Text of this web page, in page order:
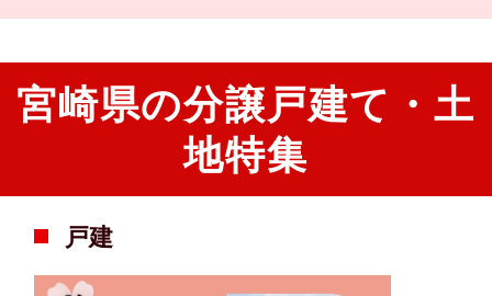
宮崎県の分譲戸建て・土
地特集
戸建